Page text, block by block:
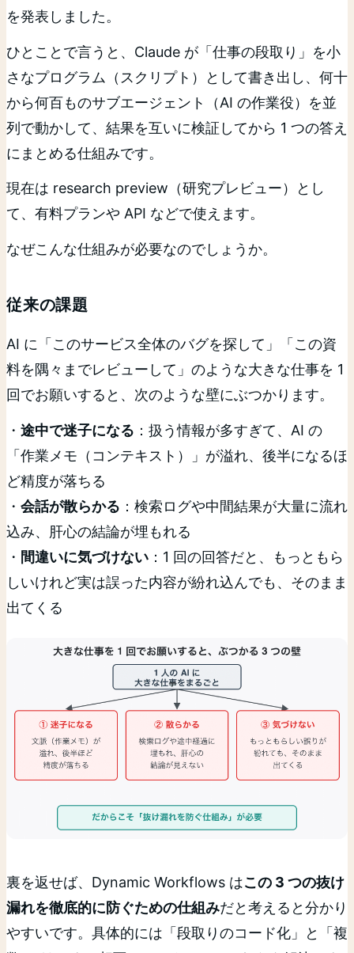
を発表しました。
ひとことで言うと、Claude が「仕事の段取り」を小
さなプログラム（スクリプト）として書き出し、何十
から何百ものサブエージェント（AI の作業役）を並
列で動かして、結果を互いに検証してから 1 つの答え
にまとめる仕組みです。
現在は research preview（研究プレビュー）とし
て、有料プランや API などで使えます。
なぜこんな仕組みが必要なのでしょうか。
従来の課題
AI に「このサービス全体のバグを探して」「この資
料を隅々までレビューして」のような大きな仕事を 1
回でお願いすると、次のような壁にぶつかります。
・ 途中で迷子になる ：扱う情報が多すぎて、AI の
「作業メモ（コンテキスト）」が溢れ、後半になるほ
ど精度が落ちる
・ 会話が散らかる ：検索ログや中間結果が大量に流れ
込み、肝心の結論が埋もれる
・ 間違いに気づけない ：1 回の回答だと、もっともら
しいけれど実は誤った内容が紛れ込んでも、そのまま
出てくる
裏を返せば、Dynamic Workflows はこの 3 つの抜け
漏れを徹底的に防ぐための仕組みだと考えると分かり
やすいです。具体的には「段取りのコード化」と「複